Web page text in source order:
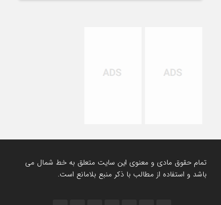
تمام حقوق مادی و معنوی این سایت متعلق به خط شمال می
باشد و استفاده از مطالب با ذکر منبع بلامانع است.